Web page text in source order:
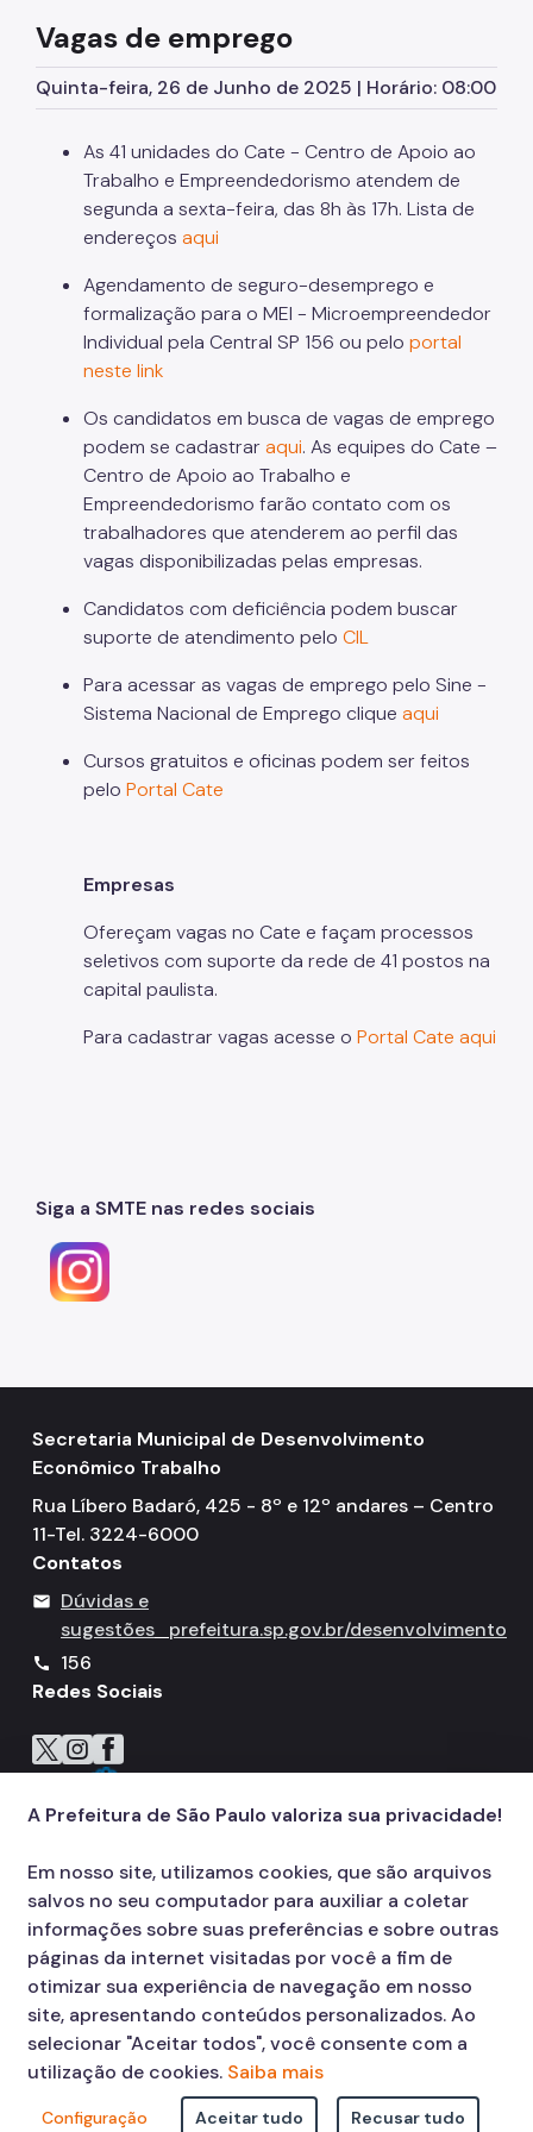
SP Coopera
Programa Fashion Sampa
MEI - Microempreendedor Individual
Afroempreendedorismo
Programa Cozinha Escola
Programa Tem Saída
Observatório da Gastronomia
A Gastronomia em São Paulo
Comitês Temáticos
Qualificação Profissional
Programa Bolsa Trabalho
Programa Operação Trabalho
Coordenadoria de Agricultura
Imprensa
Diário Oficial Smdet
Atos Normativos
Editais de Chamamento Público
Quem é Quem
Telefones Úteis
Vagas de emprego
Quinta-feira, 26 de Junho de 2025 | Horário: 08:00
As 41 unidades do Cate - Centro de Apoio ao
Trabalho e Empreendedorismo atendem de
segunda a sexta-feira, das 8h às 17h. Lista de
endereços aqui
Agendamento de seguro-desemprego e
formalização para o MEI - Microempreendedor
Individual pela Central SP 156 ou pelo portal
neste link
Os candidatos em busca de vagas de emprego
podem se cadastrar aqui. As equipes do Cate –
Centro de Apoio ao Trabalho e
Empreendedorismo farão contato com os
trabalhadores que atenderem ao perfil das
vagas disponibilizadas pelas empresas.
Candidatos com deficiência podem buscar
suporte de atendimento pelo CIL
Para acessar as vagas de emprego pelo Sine -
Sistema Nacional de Emprego clique aqui
Cursos gratuitos e oficinas podem ser feitos
pelo Portal Cate
Empresas
Ofereçam vagas no Cate e façam processos
seletivos com suporte da rede de 41 postos na
capital paulista.
Para cadastrar vagas acesse o Portal Cate aqui
Siga a SMTE nas redes sociais
Secretaria Municipal de Desenvolvimento
Econômico Trabalho
Rua Líbero Badaró, 425 - 8º e 12º andares – Centro
11-Tel. 3224-6000
Contatos
mail
Dúvidas e
sugestões
prefeitura.sp.gov.br/desenvolvimento
call
156
Redes Sociais
Icone do X
Icone do Instagram
Icone do Facebook
Icone do Flickr
© COPYRIGHT 2026, Prefeitura Municipal de São Paulo Viaduto do Cha,
A Prefeitura de São Paulo valoriza sua privacidade!
Em nosso site, utilizamos cookies, que são arquivos
salvos no seu computador para auxiliar a coletar
informações sobre suas preferências e sobre outras
páginas da internet visitadas por você a fim de
otimizar sua experiência de navegação em nosso
site, apresentando conteúdos personalizados. Ao
selecionar "Aceitar todos", você consente com a
utilização de cookies. Saiba mais
Configuração Aceitar tudo Recusar tudo